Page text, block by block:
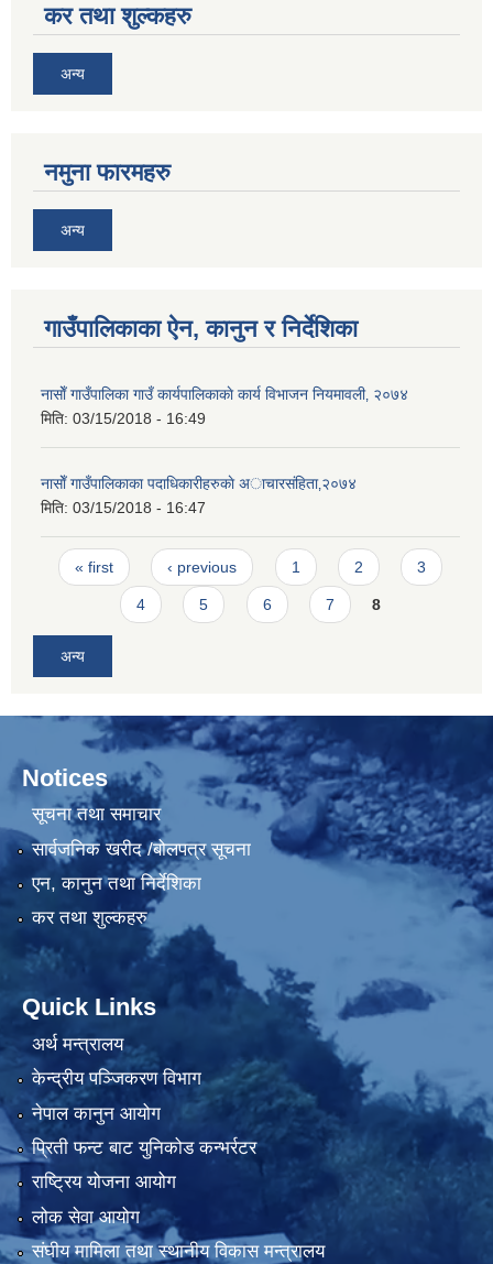
कर तथा शुल्कहरु
अन्य
नमुना फारमहरु
अन्य
गाउँपालिकाका ऐन, कानुन र निर्देशिका
नासाेँ गाउँपालिका गाउँ कार्यपालिकाकाे कार्य विभाजन नियमावली‚ २०७४
मिति: 03/15/2018 - 16:49
नासाेँ गाउँपालिकाका पदाधिकारीहरुकाे अाचारस‌ंहिता‚२०७४
मिति: 03/15/2018 - 16:47
Pages
« first ‹ previous 1 2 3
4 5 6 7 8
अन्य
Notices
सूचना तथा समाचार
सार्वजनिक खरीद /बोलपत्र सूचना
एन, कानुन तथा निर्देशिका
कर तथा शुल्कहरु
Quick Links
अर्थ मन्त्रालय
केन्द्रीय पञ्जिकरण विभाग
नेपाल कानुन आयोग
प्रिती फन्ट बाट युनिकोड कन्भर्रटर
राष्ट्रिय योजना आयोग
लोक सेवा आयोग
संघीय मामिला तथा स्थानीय विकास मन्त्रालय